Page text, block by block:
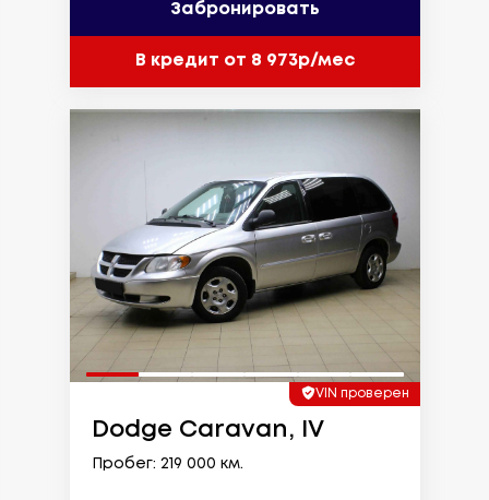
Забронировать
В кредит от 8 973р/мес
VIN проверен
Dodge Caravan, IV
Пробег: 219 000 км.